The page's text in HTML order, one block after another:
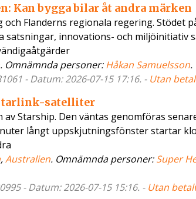
Kan bygga bilar åt andra märken
Flanderns regionala regering. Stödet
innovations- och miljöinitiativ
. Omnämnda personer:Håkan Samuelsson.
- Datum: 2026-07-15 17:16. - Utan
satelliter
Starship. Den väntas genomföras
långt uppskjutningsfönster startar
,Australien. Omnämnda personer:Super
- Datum: 2026-07-15 15:16. - Utan